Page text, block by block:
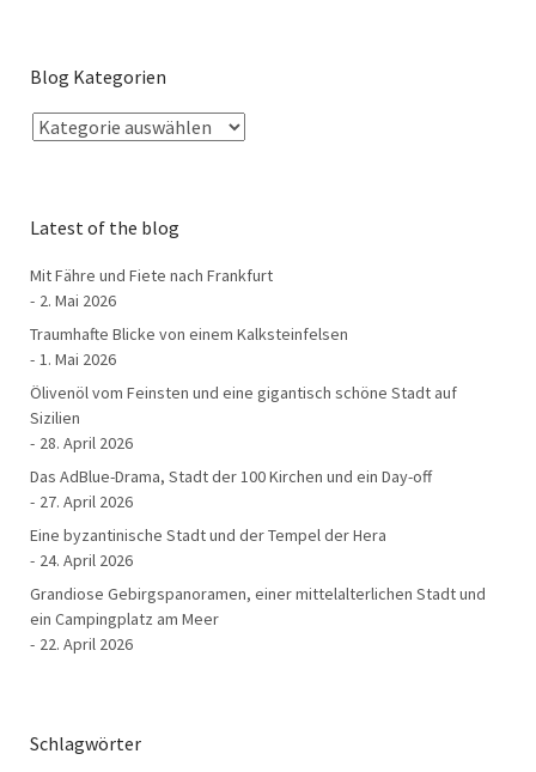
Blog Kategorien
Latest of the blog
Mit Fähre und Fiete nach Frankfurt
2. Mai 2026
Traumhafte Blicke von einem Kalksteinfelsen
1. Mai 2026
Ölivenöl vom Feinsten und eine gigantisch schöne Stadt auf
Sizilien
28. April 2026
Das AdBlue-Drama, Stadt der 100 Kirchen und ein Day-off
27. April 2026
Eine byzantinische Stadt und der Tempel der Hera
24. April 2026
Grandiose Gebirgspanoramen, einer mittelalterlichen Stadt und
ein Campingplatz am Meer
22. April 2026
Schlagwörter